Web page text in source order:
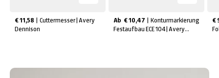
€ 11,58 | Cuttermesser | Avery
Dennison
Ab € 10,47 | Konturmarkierung
Festaufbau ECE 104 | Avery
€